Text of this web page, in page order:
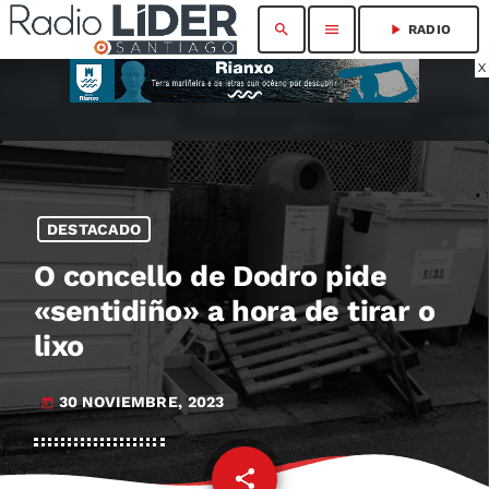
X
search menu play_arrow RADIO
DESTACADO
O concello de Dodro pide
«sentidiño» a hora de tirar o
lixo
today 30 NOVIEMBRE, 2023
share
email